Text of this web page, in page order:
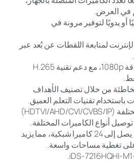
في العرض.
أو يدويًا لتوفير مرونة في
لمتابعة اللقطات عن بُعد عبر
16 قناة تسجيل بدقة 1080p، مع دعم تقنية H.265
من خلال تصنيف الأهداف
باستخدام تقنيات التعلم العميق.
دعم 5 إشارات مختلفة (HDTVI/AHD/CVI/CVBS/IP)
أنواع الكاميرات المختلفة.
إمكانية توصيل ما يصل إلى 24 كاميرا شبكية، مما يزيد
تغطية مساحات واسعة.